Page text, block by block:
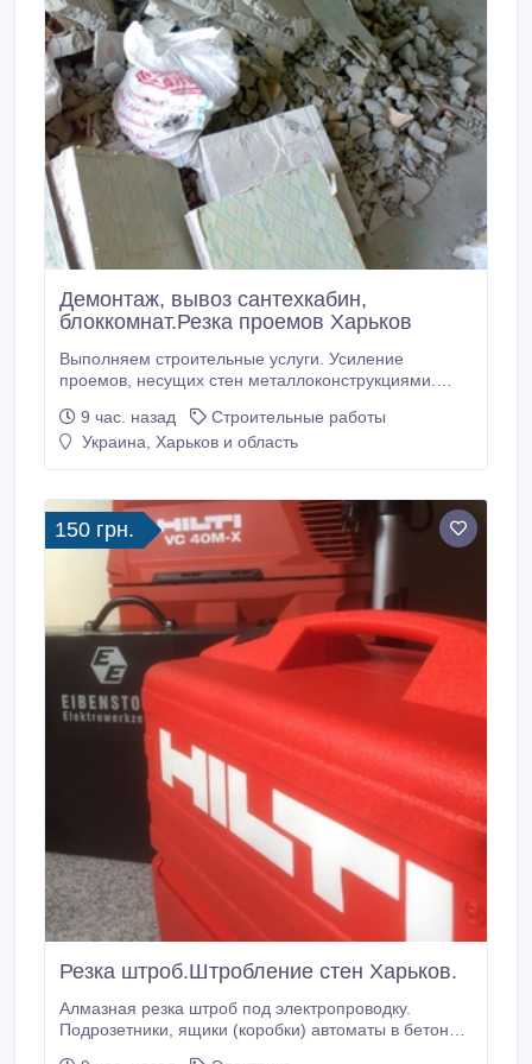
Демонтаж, вывоз сантехкабин,
блоккомнат.Резка проемов Харьков
Выполняем строительные услуги. Усиление
проемов, несущих стен металлоконструкциями.
монтажные работы. Закупка, доставка металла для
усиления проемов. Проектирование,
пыли. Алмазная резка в квартирах, домах.
9 час. назад
Строительные работы
Украина, Харьков и область
150 грн.
Резка штроб.Штробление стен Харьков.
Алмазная резка штроб под электропроводку.
Подрозетники, ящики (коробки) автоматы в бетоне,